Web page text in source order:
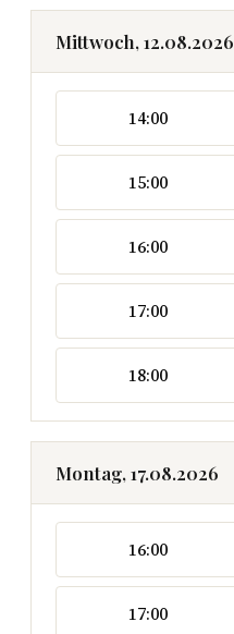
Mittwoch, 12.08.2026
14:00
15:00
16:00
17:00
18:00
Montag, 17.08.2026
16:00
17:00